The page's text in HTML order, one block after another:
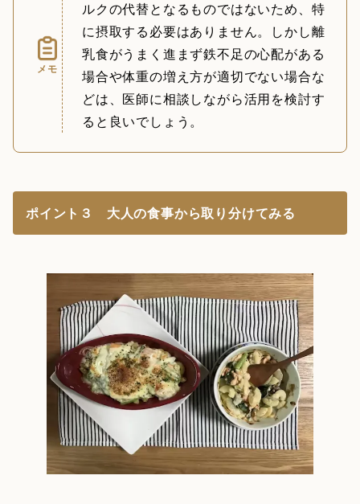
メモ
ルクの代替となるものではないため、特
に摂取する必要はありません。しかし離
乳食がうまく進まず鉄不足の心配がある
場合や体重の増え方が適切でない場合な
どは、医師に相談しながら活用を検討す
ると良いでしょう。
ポイント３ 大人の食事から取り分けてみる